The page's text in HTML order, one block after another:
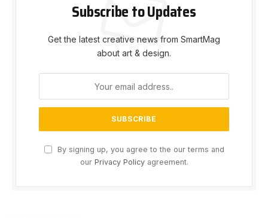
Subscribe to Updates
Get the latest creative news from SmartMag
about art & design.
By signing up, you agree to the our terms and
our Privacy Policyagreement.